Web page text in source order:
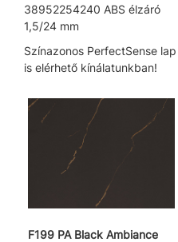
38952254240 ABS élzáró
1,5/24 mm
Színazonos PerfectSense lap
is elérhető kínálatunkban!
F199 PA Black Ambiance